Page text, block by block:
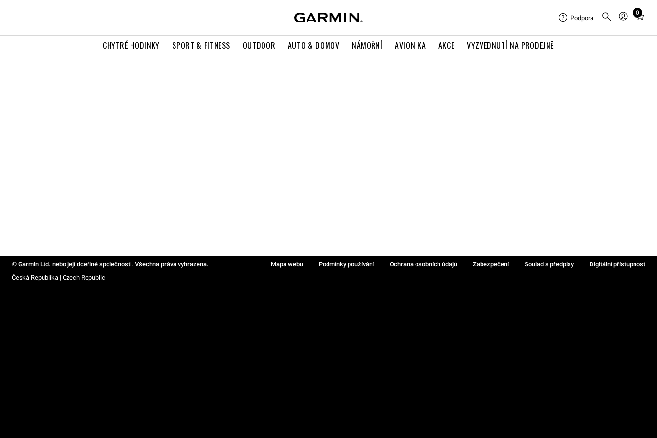
CHYTRÉ HODINKY SPORT & FITNESS OUTDOOR AUTO & DOMOV NÁMOŘNÍ AVIONIKA AKCE VYZVEDNUTÍ NA PRODEJNĚ
Podpora
0
Total
in
© Garmin Ltd. nebo její dceřiné společnosti. Všechna práva vyhrazena. Mapa webu Podmínky používání Ochrana osobních údajů Zabezpečení Soulad s předpisy
Digitální přístupnost
Česká Republika | Czech Republic